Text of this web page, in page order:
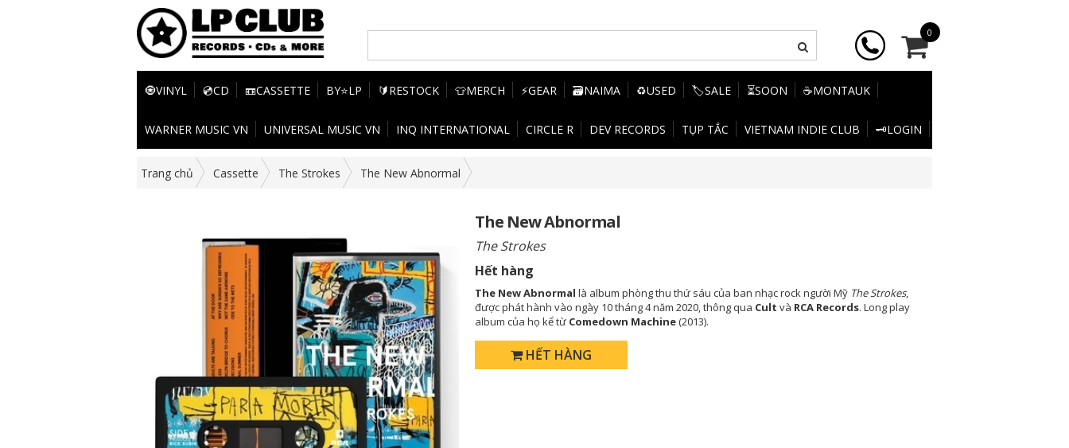
0
🧿VINYL 💿CD 📼CASSETTE BY⭐LP 🔰RESTOCK 👕MERCH ⚡GEAR 🗃️NAIMA ♻️USED 🏷️SALE ⏳SOON ☕MONTAUK
WARNER MUSIC VN UNIVERSAL MUSIC VN INQ INTERNATIONAL CIRCLE R DEV RECORDS TỤP TẮC VIETNAM INDIE CLUB 🗝️LOGIN
Trang chủ Cassette The Strokes The New Abnormal
The New Abnormal
The Strokes
Hết hàng
The New Abnormal là album phòng thu thứ sáu của ban nhạc rock người Mỹ The Strokes,
được phát hành vào ngày 10 tháng 4 năm 2020, thông qua Cult và RCA Records. Long play
album của họ kể từ Comedown Machine(2013).
HẾT HÀNG